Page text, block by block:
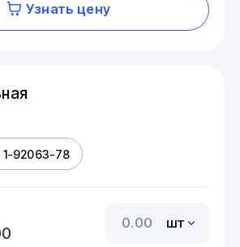
Узнать цену
92063-78
шт